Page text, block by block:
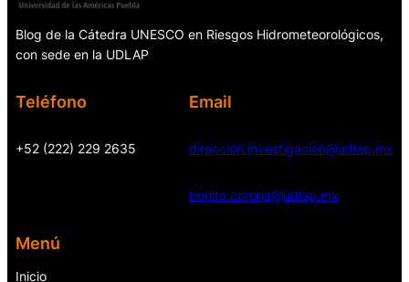
Blog de la Cátedra UNESCO en Riesgos Hidrometeorológicos,
con sede en la UDLAP
Teléfono
+52 (222) 229 2635
Email
direccion.investigacion@udlap.mx
benito.corona@udlap.mx
Menú
Inicio